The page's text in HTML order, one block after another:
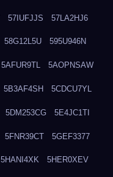
57IUFJJS 57LA2HJ6
58G12L5U 595U946N
5AFUR9TL 5AOPNSAW
5B3AF4SH 5CDCU7YL
5DM253CG 5E4JC1TI
5FNR39CT 5GEF3377
5HANI4XK 5HER0XEV